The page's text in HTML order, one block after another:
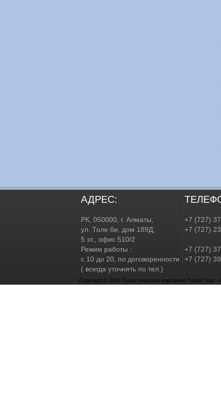
АДРЕС:
РК, 050000, г. Алматы,
ул. Толе би, дом 189Д,
5 эт., офис 510/2
Режим работы :
с 10 до 20, по договоренности
( всегда уточнять по тел.)
+7 (727)
+7 (727)
+7 (727)
+7 (727)
Copyright © 2014 Туристическая компания Tumar Tour -